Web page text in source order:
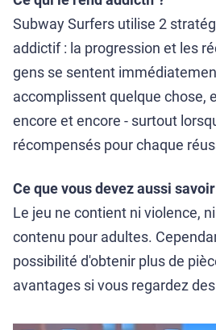
Subway Surfers utilise 2
addictif : la progression et les
gens se sentent
accomplissent quelque chose,
encore et encore - surtout
récompensés pour chaque
Ce que vous devez aussi
Le jeu ne contient ni violence,
contenu pour adultes.
possibilité d'obtenir plus de
avantages si vous regardez